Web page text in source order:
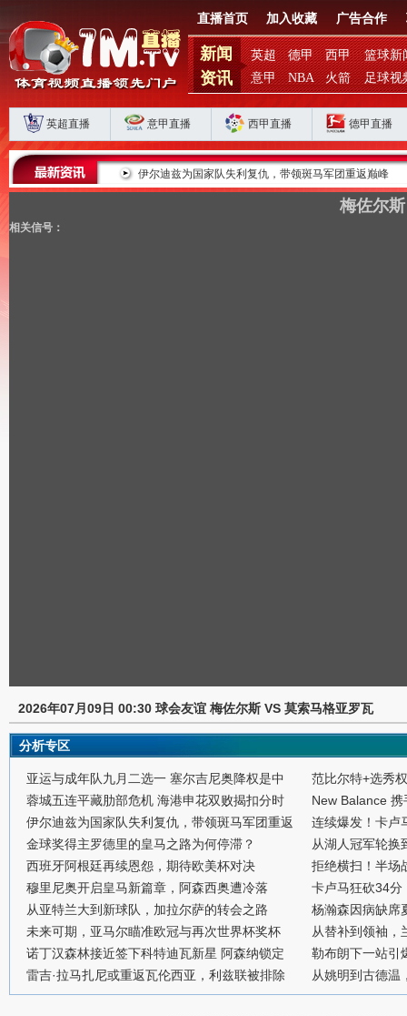
直播首页 加入收藏 广告合作
新闻
资讯
英超 德甲 西甲
篮球新
意甲
NBA 火箭 足球视
英超直播 意甲直播 西甲直播 德甲直播
扣分时代生存 伊尔迪兹为国家队失利复仇，带领斑马军团重返巅峰
梅佐尔
相关信号：
2026年07月09日 00:30 球会友谊 梅佐尔斯 VS 莫索马格亚罗瓦
分析专区
亚运与成年队九月二选一 塞尔吉尼奥降权是中
蓉城五连平藏肋部危机 海港申花双败揭扣分时
伊尔迪兹为国家队失利复仇，带领斑马军团重返
金球奖得主罗德里的皇马之路为何停滞？
西班牙阿根廷再续恩怨，期待欧美杯对决
穆里尼奥开启皇马新篇章，阿森西奥遭冷落
从亚特兰大到新球队，加拉尔萨的转会之路
未来可期，亚马尔瞄准欧冠与再次世界杯奖杯
诺丁汉森林接近签下科特迪瓦新星 阿森纳锁定
雷吉·拉马扎尼或重返瓦伦西亚，利兹联被排除
范比尔特+选秀
New Balance
连续爆发！卡卢
从湖人冠军轮换
拒绝横扫！半场
卡卢马狂砍34分
杨瀚森因病缺席
从替补到领袖，
勒布朗下一站引
从姚明到古德温